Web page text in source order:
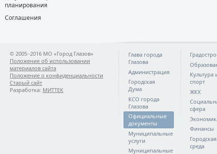
планирования
Соглашения
© 2005−2016 МО «Город Глазов»
Положение об использовании
материалов сайта
Положение о конфиденциальности
Старый сайт
Разработка: МИТТЕК
Глава города
Глазова
Администрация
Городская
Дума
КСО города
Глазова
Официальные
документы
Муниципальные
услуги
Муниципальные
Культура
спорт
ЖКХ
сфера
Финансы
Городская
среда